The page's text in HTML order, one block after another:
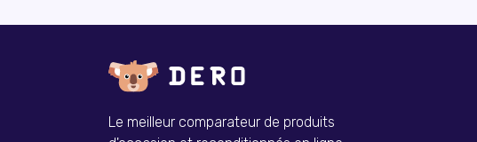
Le meilleur comparateur de produits